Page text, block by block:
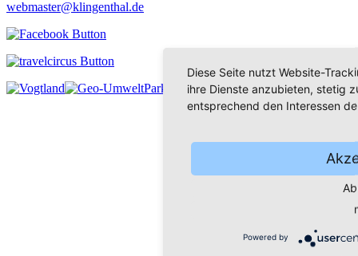
webmaster@klingenthal.de
Diese Seite nutzt Website-
ihre Dienste anzubieten, stetig
entsprechend den Interessen
Powered by